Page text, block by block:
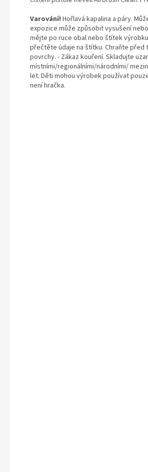
Varování! Hořlavá kapalina a páry.
expozice může způsobit vysušení
mějte po ruce obal nebo štítek
přečtěte údaje na štítku. Chraňte
povrchy. - Zákaz kouření. Skladujte
místními/regionálními/národními/
let. Děti mohou výrobek používat
není hračka.